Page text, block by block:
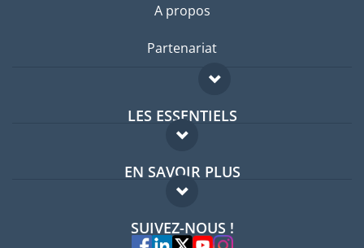
A propos
Partenariat
LES ESSENTIELS
Forum expatriés
Guides pays
EN SAVOIR PLUS
FAQ
Experts
SUIVEZ-NOUS !